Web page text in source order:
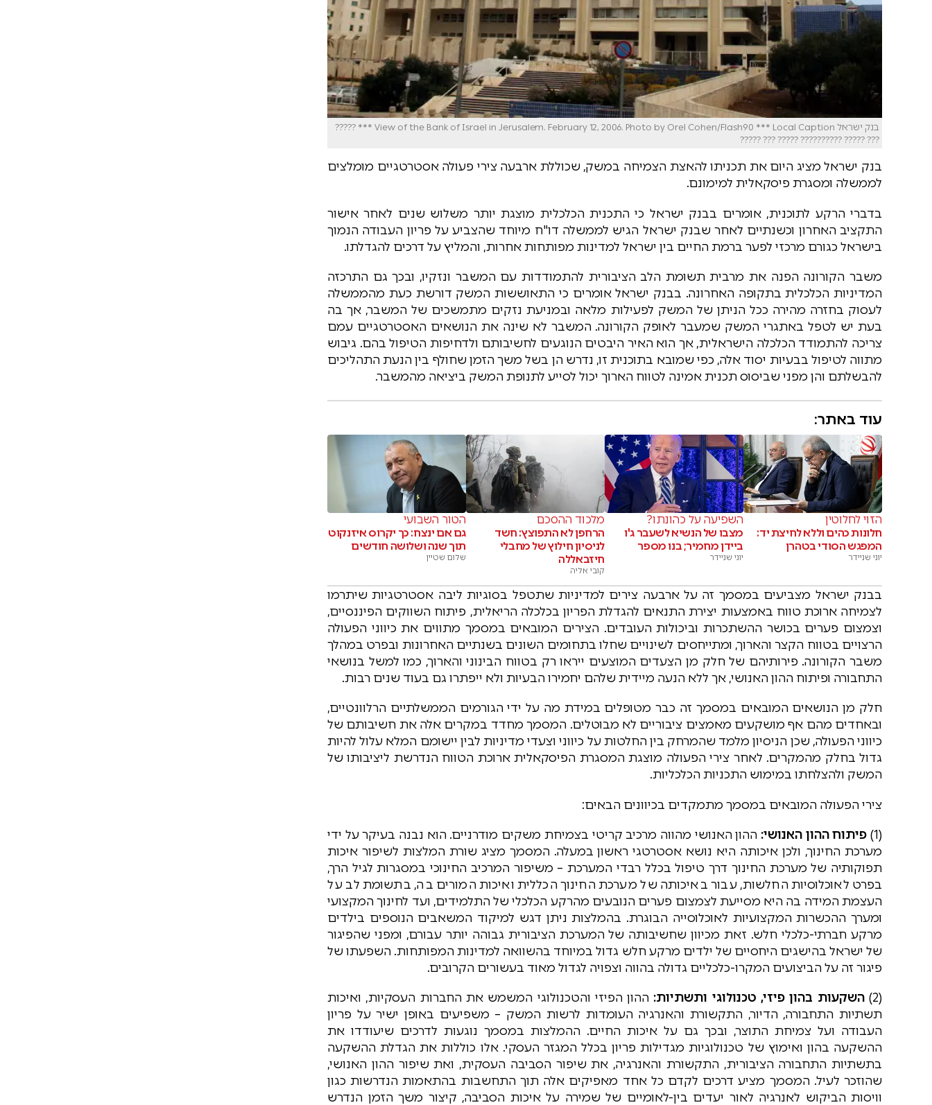
בנק ישראל View of the Bank of Israel in Jerusalem. February 12, 2006. Photo by Orel Cohen/Flash90 *** Local Caption *** ?????
??? ????? ?????????? ????? ??? ?????
בנק ישראל מציג היום את תכניתו להאצת הצמיחה במשק, שכוללת ארבעה צירי פעולה אסטרטגיים מומלצים
לממשלה ומסגרת פיסקאלית למימונם.
בדברי הרקע לתוכנית, אומרים בבנק ישראל כי התכנית הכלכלית מוצגת יותר משלוש שנים לאחר אישור
התקציב האחרון וכשנתיים לאחר שבנק ישראל הגיש לממשלה דו"ח מיוחד שהצביע על פריון העבודה הנמוך
בישראל כגורם מרכזי לפער ברמת החיים בין ישראל למדינות מפותחות אחרות, והמליץ על דרכים להגדלתו.
משבר הקורונה הפנה את מרבית תשומת הלב הציבורית להתמודדות עם המשבר ונזקיו, ובכך גם התרכזה
המדיניות הכלכלית בתקופה האחרונה. בבנק ישראל אומרים כי התאוששות המשק דורשת כעת מהממשלה
לעסוק בחזרה מהירה ככל הניתן של המשק לפעילות מלאה ובמניעת נזקים מתמשכים של המשבר, אך בה
בעת יש לטפל באתגרי המשק שמעבר לאופק הקורונה. המשבר לא שינה את הנושאים האסטרטגיים עמם
צריכה להתמודד הכלכלה הישראלית, אך הוא האיר היבטים הנוגעים לחשיבותם ולדחיפות הטיפול בהם. גיבוש
מתווה לטיפול בבעיות יסוד אלה, כפי שמובא בתוכנית זו, נדרש הן בשל משך הזמן שחולף בין הנעת התהליכים
להבשלתם והן מפני שביסוס תכנית אמינה לטווח הארוך יכול לסייע לתנופת המשק ביציאה מהמשבר.
עוד באתר:
הזוי לחלוטין
חלונות כהים וללא לחיצת יד:
המפגש הסודי בטהרן
יוני שניידר
השפיעה על כהונתו?
מצבו של הנשיא לשעבר ג'ו
ביידן מחמיר; בנו מספר
יוני שניידר
מלכוד ההסכם
הרחפן לא התפוצץ: חשד
לניסיון חילוץ של מחבלי
חיזבאללה
קובי אליה
הטור השבועי
גם אם ינצח: כך יקרוס איזנקוט
תוך שנה ושלושה חודשים
שלום שטיין
בבנק ישראל מצביעים במסמך זה על ארבעה צירים למדיניות שתטפל בסוגיות ליבה אסטרטגיות שיתרמו
לצמיחה ארוכת טווח באמצעות יצירת התנאים להגדלת הפריון בכלכלה הריאלית, פיתוח השווקים הפיננסיים,
וצמצום פערים בכושר ההשתכרות וביכולות העובדים. הצירים המובאים במסמך מתווים את כיווני הפעולה
הרצויים בטווח הקצר והארוך, ומתייחסים לשינויים שחלו בתחומים השונים בשנתיים האחרונות ובפרט במהלך
משבר הקורונה. פירותיהם של חלק מן הצעדים המוצעים ייראו רק בטווח הבינוני והארוך, כמו למשל בנושאי
התחבורה ופיתוח ההון האנושי, אך ללא הנעה מיידית שלהם יחמירו הבעיות ולא ייפתרו גם בעוד שנים רבות.
חלק מן הנושאים המובאים במסמך זה כבר מטופלים במידת מה על ידי הגורמים הממשלתיים הרלוונטיים,
ובאחדים מהם אף מושקעים מאמצים ציבוריים לא מבוטלים. המסמך מחדד במקרים אלה את חשיבותם של
כיווני הפעולה, שכן הניסיון מלמד שהמרחק בין החלטות על כיווני וצעדי מדיניות לבין יישומם המלא עלול להיות
גדול בחלק מהמקרים. לאחר צירי הפעולה מוצגת המסגרת הפיסקאלית ארוכת הטווח הנדרשת ליציבותו של
המשק ולהצלחתו במימוש התכניות הכלכליות.
צירי הפעולה המובאים במסמך מתמקדים בכיוונים הבאים:
(1) פיתוח ההון האנושי: ההון האנושי מהווה מרכיב קריטי בצמיחת משקים מודרניים. הוא נבנה בעיקר על ידי
מערכת החינוך, ולכן איכותה היא נושא אסטרטגי ראשון במעלה. המסמך מציג שורת המלצות לשיפור איכות
תפוקותיה של מערכת החינוך דרך טיפול בכלל רבדי המערכת – משיפור המרכיב החינוכי במסגרות לגיל הרך,
בפרט לאוכלוסיות החלשות, עבור באיכותה של מערכת החינוך הכללית ואיכות המורים בה, בתשומת לב על
העצמת המידה בה היא מסייעת לצמצום פערים הנובעים מהרקע הכלכלי של התלמידים, ועד לחינוך המקצועי
ומערך ההכשרות המקצועיות לאוכלוסייה הבוגרת. בהמלצות ניתן דגש למיקוד המשאבים הנוספים בילדים
מרקע חברתי-כלכלי חלש. זאת מכיוון שחשיבותה של המערכת הציבורית גבוהה יותר עבורם, ומפני שהפיגור
של ישראל בהישגים היחסיים של ילדים מרקע חלש גדול במיוחד בהשוואה למדינות המפותחות. השפעתו של
פיגור זה על הביצועים המקרו-כלכליים גדולה בהווה וצפויה לגדול מאוד בעשורים הקרובים.
(2) השקעות בהון פיזי, טכנולוגי ותשתיות: ההון הפיזי והטכנולוגי המשמש את החברות העסקיות, ואיכות
תשתיות התחבורה, הדיור, התקשורת והאנרגיה העומדות לרשות המשק – משפיעים באופן ישיר על פריון
העבודה ועל צמיחת התוצר, ובכך גם על איכות החיים. ההמלצות במסמך נוגעות לדרכים שיעודדו את
ההשקעה בהון ואימוץ של טכנולוגיות מגדילות פריון בכלל המגזר העסקי. אלו כוללות את הגדלת ההשקעה
בתשתיות התחבורה הציבורית, התקשורת והאנרגיה, את שיפור הסביבה העסקית, ואת שיפור ההון האנושי,
שהוזכר לעיל. המסמך מציע דרכים לקדם כל אחד מאפיקים אלה תוך התחשבות בהתאמות הנדרשות כגון
וויסות הביקוש לאנרגיה לאור יעדים בין-לאומיים של שמירה על איכות הסביבה, קיצור משך הזמן הנדרש